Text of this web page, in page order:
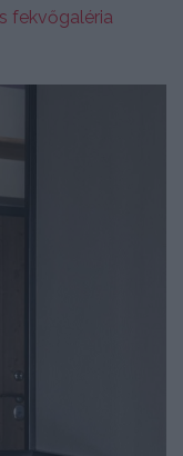
fekvőgaléria